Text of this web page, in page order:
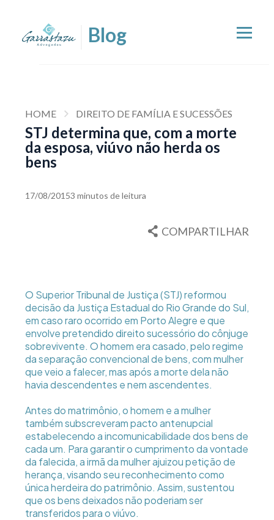
HOME DIREITO DE FAMÍLIA E SUCESSÕES
STJ determina que, com a morte
da esposa, viúvo não herda os
bens
17/08/20153 minutos de leitura
COMPARTILHAR
O Superior Tribunal de Justiça (STJ) reformou
decisão da Justiça Estadual do Rio Grande do Sul,
em caso raro ocorrido em Porto Alegre e que
envolve pretendido direito sucessório do cônjuge
sobrevivente. O homem era casado, pelo regime
da separação convencional de bens, com mulher
que veio a falecer, mas após a morte dela não
havia descendentes e nem ascendentes.
Antes do matrimônio, o homem e a mulher
também subscreveram pacto antenupcial
estabelecendo a incomunicabilidade dos bens de
cada um. Para garantir o cumprimento da vontade
da falecida, a irmã da mulher ajuizou petição de
herança, visando seu reconhecimento como
única herdeira do patrimônio. Assim, sustentou
que os bens deixados não poderiam ser
transferidos para o viúvo.